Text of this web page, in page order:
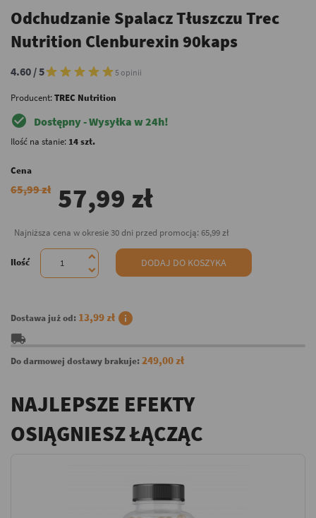
Odchudzanie Spalacz Tłuszczu Trec
Nutrition Clenburexin 90kaps
4.60 / 5 5 opinii
Producent:TREC Nutrition
check_circle Dostępny - Wysyłka w 24h!
Ilość na stanie: 14 szt.
Cena
65,99 zł 57,99 zł
Najniższa cena w okresie 30 dni przed promocją: 65,99 zł
Ilość DODAJ DO KOSZYKA
Dostawa już od: 13,99 zł info
local_shipping
Do darmowej dostawy brakuje:249,00 zł
NAJLEPSZE EFEKTY
OSIĄGNIESZ ŁĄCZĄC